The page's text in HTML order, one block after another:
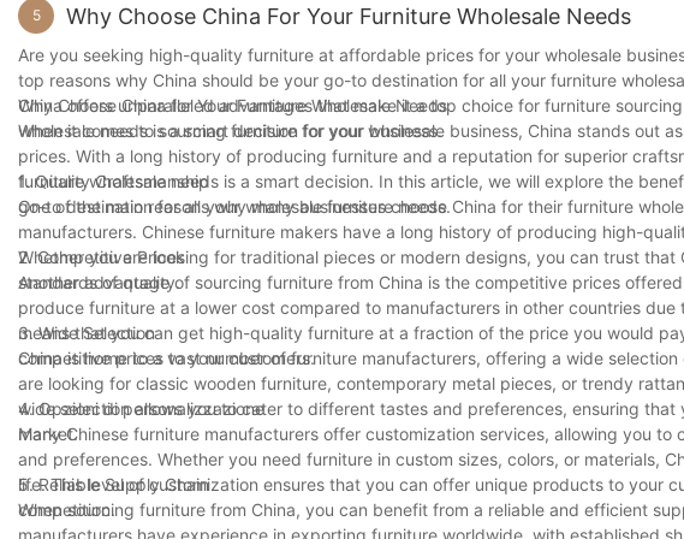
Sella reclinabilis non solum cubiculo tuo elegantiam addit, sed etiam locum
Fabricatores Miglio 5792 seriem sellarum reclinabilium offerunt quae
cubiculo ornatu.
Cum sellam reclinabilem pro cubiculo tuo eligis, magnitudinem et dispositionem
exsistentem complet, spatium non nimis implens. Colores neutros vel telas molles
Miglio sellas reclinabiles summae qualitatis praebet, quae et elegantes et durabiles
hodiernam variantibus, certum est te sellam invenire quae cubiculo tuo perfecte
potes pretio minore.
Cur Supellectilem Coriaceam Eligendum Est?
Supellex coriacea diu cum luxuria et elegantia coniuncta est. Materia est quae non
characterem addens tempore procedente. Unum ex maximis commodis
Necessaria Triclinii
Munus mensarum et sellarum sex in domibus modernis
Triclinium saepe est cor domus, ubi familiae ad cenas et celebrationes conveniunt.
potest in modo quo hoc spatium functionat et sentitur. Electio paris mensae et
familiis parvis et mediis praebet sine spatio obruendo. Bene convenit in plerisque
capacitatem assequens. Praeter rationes practicas, hi apparati in ampla varietate
traditionalem. Haec varietas dominis domorum permittit ut res eligant quae stilum
Extolle Aestheticam Tuam
Eligendo stilum et formam pro apparatu cenatorio tuo
Plus est designare quam solum aspectum pulchrum; agitur de creando ambitu qui
stilum considerare debes qui ornatui domus tuae conveniat. Num ad ordinationem
Colores et stilum supellectilis cenaculi tui considera. Mensa moderna, vitrea
contemporaneis convenit, dum mensa lignea solida in ambitu rustico vel classico
solum spatium cenatorium tuum amplificat, sed etiam ut initium sermonis in
5 Why Choose China For Your Furniture Wholesale Needs
Are you seeking high-quality furniture at affordable prices for your wholesale
top reasons why China should be your go-to destination for all your furniture
China offers unparalleled advantages that make it a top choice for furniture
wholesale needs is a smart decision for your business.
Why Choose China for Your Furniture Wholesale Needs
When it comes to sourcing furniture for your wholesale business, China stands out
prices. With a long history of producing furniture and a reputation for superior
furniture wholesale needs is a smart decision. In this article, we will explore the
go-to destination for all your wholesale furniture needs.
1. Quality Craftsmanship
One of the main reasons why many businesses choose China for their furniture
manufacturers. Chinese furniture makers have a long history of producing high-
Whether you are looking for traditional pieces or modern designs, you can trust
standards of quality.
2. Competitive Prices
Another advantage of sourcing furniture from China is the competitive prices
produce furniture at a lower cost compared to manufacturers in other countries
means that you can get high-quality furniture at a fraction of the price you would
competitive prices to your customers.
3. Wide Selection
China is home to a vast number of furniture manufacturers, offering a wide
are looking for classic wooden furniture, contemporary metal pieces, or trendy
wide selection allows you to cater to different tastes and preferences, ensuring
market.
4. Opzioni di personalizzazione
Many Chinese furniture manufacturers offer customization services, allowing you
and preferences. Whether you need furniture in custom sizes, colors, or materials,
life. This level of customization ensures that you can offer unique products to your
competition.
5. Reliable Supply Chain
When sourcing furniture from China, you can benefit from a reliable and efficient
manufacturers have experience in exporting furniture worldwide, with established